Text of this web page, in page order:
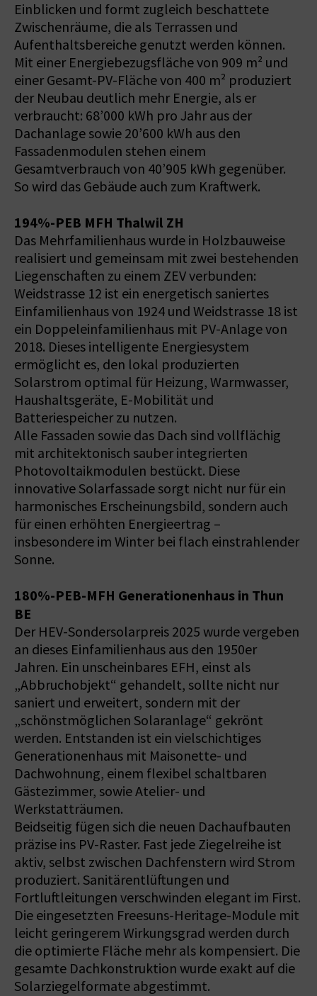
Einblicken und formt zugleich beschattete
Zwischenräume, die als Terrassen und
Aufenthaltsbereiche genutzt werden können.
Mit einer Energiebezugsfläche von 909 m² und
einer Gesamt-PV-Fläche von 400 m² produziert
der Neubau deutlich mehr Energie, als er
verbraucht: 68’000 kWh pro Jahr aus der
Dachanlage sowie 20’600 kWh aus den
Fassadenmodulen stehen einem
Gesamtverbrauch von 40’905 kWh gegenüber.
So wird das Gebäude auch zum Kraftwerk.
194%-PEB MFH Thalwil ZH
Das Mehrfamilienhaus wurde in Holzbauweise
realisiert und gemeinsam mit zwei bestehenden
Liegenschaften zu einem ZEV verbunden:
Weidstrasse 12 ist ein energetisch saniertes
Einfamilienhaus von 1924 und Weidstrasse 18 ist
ein Doppeleinfamilienhaus mit PV-Anlage von
2018. Dieses intelligente Energiesystem
ermöglicht es, den lokal produzierten
Solarstrom optimal für Heizung, Warmwasser,
Haushaltsgeräte, E-Mobilität und
Batteriespeicher zu nutzen.
Alle Fassaden sowie das Dach sind vollflächig
mit architektonisch sauber integrierten
Photovoltaikmodulen bestückt. Diese
innovative Solarfassade sorgt nicht nur für ein
harmonisches Erscheinungsbild, sondern auch
für einen erhöhten Energieertrag –
insbesondere im Winter bei flach einstrahlender
Sonne.
180%-PEB-MFH Generationenhaus in Thun
BE
Der HEV-Sondersolarpreis 2025 wurde vergeben
an dieses Einfamilienhaus aus den 1950er
Jahren. Ein unscheinbares EFH, einst als
„Abbruchobjekt“ gehandelt, sollte nicht nur
saniert und erweitert, sondern mit der
„schönstmöglichen Solaranlage“ gekrönt
werden. Entstanden ist ein vielschichtiges
Generationenhaus mit Maisonette- und
Dachwohnung, einem flexibel schaltbaren
Gästezimmer, sowie Atelier- und
Werkstatträumen.
Beidseitig fügen sich die neuen Dachaufbauten
präzise ins PV-Raster. Fast jede Ziegelreihe ist
aktiv, selbst zwischen Dachfenstern wird Strom
produziert. Sanitärentlüftungen und
Fortluftleitungen verschwinden elegant im First.
Die eingesetzten Freesuns-Heritage-Module mit
leicht geringerem Wirkungsgrad werden durch
die optimierte Fläche mehr als kompensiert. Die
gesamte Dachkonstruktion wurde exakt auf die
Solarziegelformate abgestimmt.